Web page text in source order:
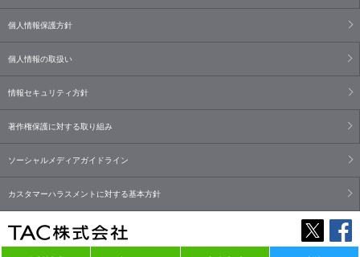
個人情報保護方針
個人情報の取扱い
情報セキュリティ方針
著作権保護に対する取り組み
ソーシャルメディアガイドライン
カスタマーハラスメントに対する基本方針